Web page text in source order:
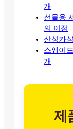
개
선물용
의 이점
산성카
스웨이
개
제